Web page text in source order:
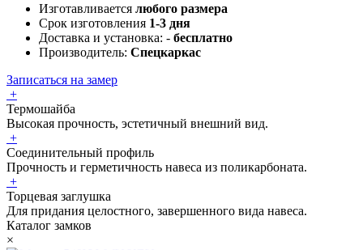
Изготавливается любого размера
Срок изготовления 1-3 дня
Доставка и установка: - бесплатно
Производитель: Спецкаркас
Записаться на замер
+
Термошайба
Высокая прочность, эстетичный внешний вид.
+
Соединительный профиль
Прочность и герметичность навеса из поликарбоната.
+
Торцевая заглушка
Для придания целостного, завершенного вида навеса.
Каталог замков
×